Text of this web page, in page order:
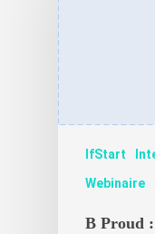
IfStart
Webinaire
B Proud